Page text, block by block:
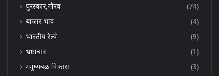
पुरस्कार,गौरव
(74)
बाजार भाव
(4)
भारतीय रेल्वे
(9)
भ्रष्टाचार
(1)
मनुष्यबळ विकास
(3)